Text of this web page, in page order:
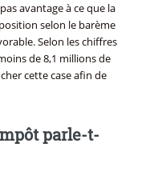
avantage à ce que la
selon le barème
Selon les chiffres
de 8,1 millions de
cette case afin de
parle-t-